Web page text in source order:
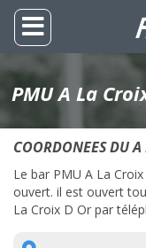
PMU A La
COORDONEES DU
Le bar PMU A La
ouvert. il est ouvert
La Croix D Or par